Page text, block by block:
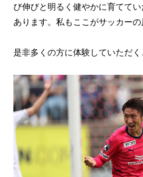
び伸びと明るく健やかに育てて
あります。私もここがサッカーの
是非多くの方に体験していただく